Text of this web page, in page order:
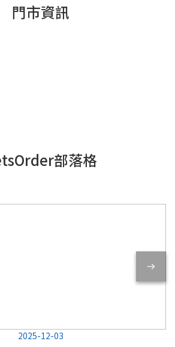
門市資訊
部落格
2025-12-03